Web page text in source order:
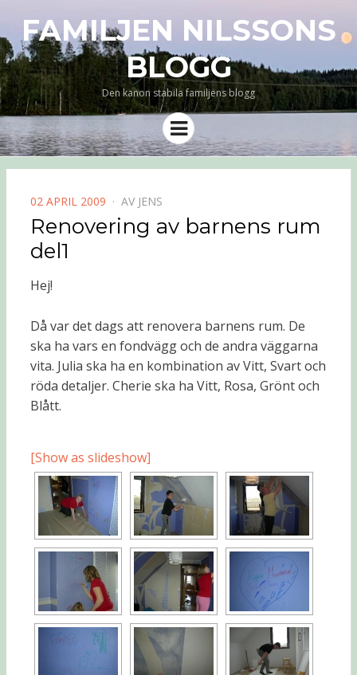
FAMILJEN NILSSONS
BLOGG
Den kanon stabila familjens blogg
Meny
PUBLICERAD
DEN
02 APRIL 2009 AV JENS
Renovering av barnens rum
del1
Hej!
Då var det dags att renovera barnens rum. De
ska ha vars en fondvägg och de andra väggarna
vita. Julia ska ha en kombination av Vitt, Svart och
röda detaljer. Cherie ska ha Vitt, Rosa, Grönt och
Blått.
[Show as slideshow]